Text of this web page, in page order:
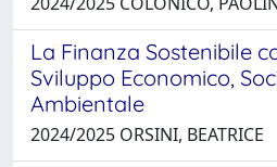
La Finanza Sostenibile
Sviluppo Economico,
Ambientale
2024/2025 ORSINI, BEATRICE